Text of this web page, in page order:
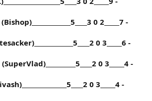
0 2_____7 -
0 3_____6 -
0 3_____4 -
0 3_____4 -